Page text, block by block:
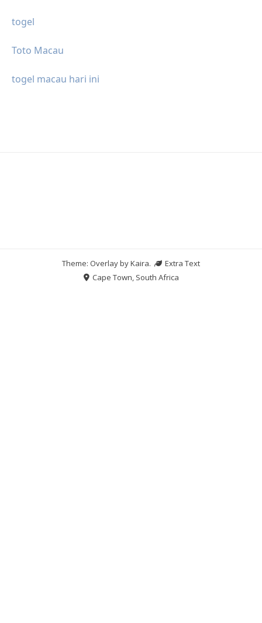
togel
Toto Macau
togel macau hari ini
Theme: Overlay byKaira.
Extra Text
Cape Town, South Africa